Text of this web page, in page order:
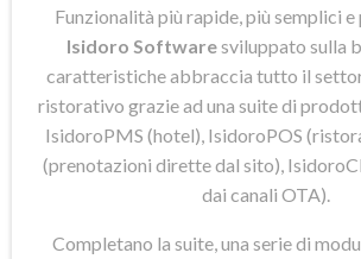
Funzionalità più rapide, più semplici e
Isidoro Softwaresviluppato sulla
caratteristiche abbraccia tutto il
ristorativo grazie ad una suite di
IsidoroPMS (hotel), IsidoroPOS
(prenotazioni dirette dal sito),
dai canali OTA).
Completano la suite, una serie di